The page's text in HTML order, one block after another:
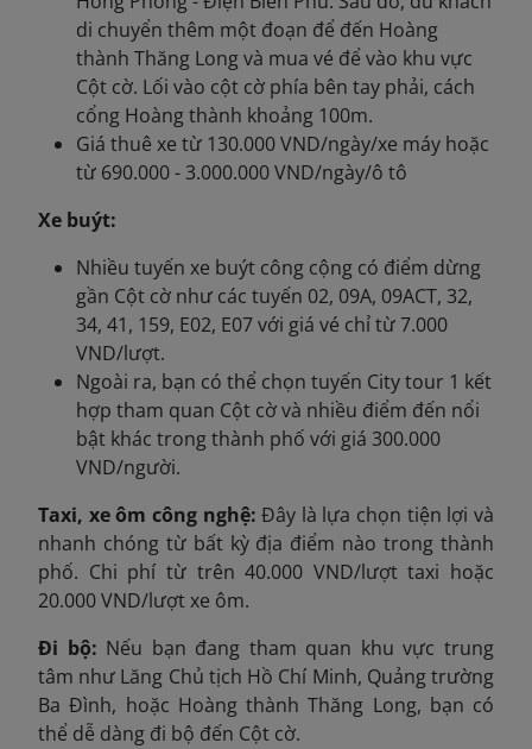
di chuyển thêm một đoạn để đến Hoàng
thành Thăng Long và mua vé để vào khu vực
Cột cờ. Lối vào cột cờ phía bên tay phải, cách
cổng Hoàng thành khoảng 100m.
Giá thuê xe từ 130.000 VND/ngày/xe máy hoặc
từ 690.000 - 3.000.000 VND/ngày/ô tô
Xe buýt:
Nhiều tuyến xe buýt công cộng có điểm dừng
gần Cột cờ như các tuyến 02, 09A, 09ACT, 32,
34, 41, 159, E02, E07 với giá vé chỉ từ 7.000
VND/lượt.
Ngoài ra, bạn có thể chọn tuyến City tour 1 kết
hợp tham quan Cột cờ và nhiều điểm đến nổi
bật khác trong thành phố với giá 300.000
VND/người.
Taxi, xe ôm công nghệ: Đây là lựa chọn tiện lợi và
nhanh chóng từ bất kỳ địa điểm nào trong thành
phố. Chi phí từ trên 40.000 VND/lượt taxi hoặc
20.000 VND/lượt xe ôm.
Đi bộ: Nếu bạn đang tham quan khu vực trung
tâm như Lăng Chủ tịch Hồ Chí Minh, Quảng trường
Ba Đình, hoặc Hoàng thành Thăng Long, bạn có
thể dễ dàng đi bộ đến Cột cờ.